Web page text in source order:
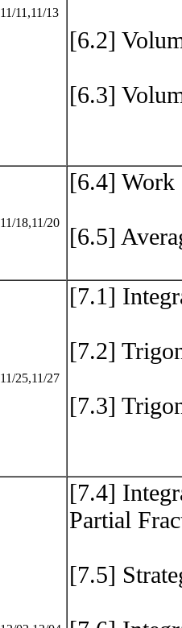
11/11,11/13
[6.2]
[6.3]
11/18,11/20
[6.4]
[6.5]
11/25,11/27
[7.1]
[7.2]
[7.3]
[7.4]
Partial
[7.5]